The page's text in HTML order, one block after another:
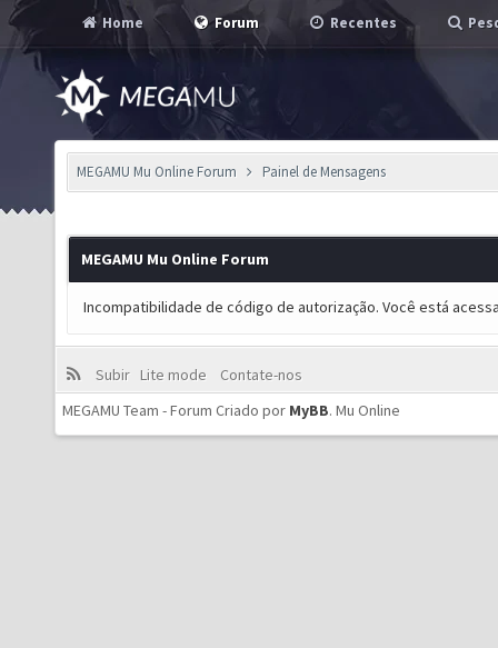
Home Forum Recentes
MEGAMU Mu Online Forum Painel de Mensagens
MEGAMU Mu Online Forum
Incompatibilidade de código de autorização. Você está
Subir Lite mode
Contate-nos
MEGAMU Team - Forum Criado por MyBB. Mu Online